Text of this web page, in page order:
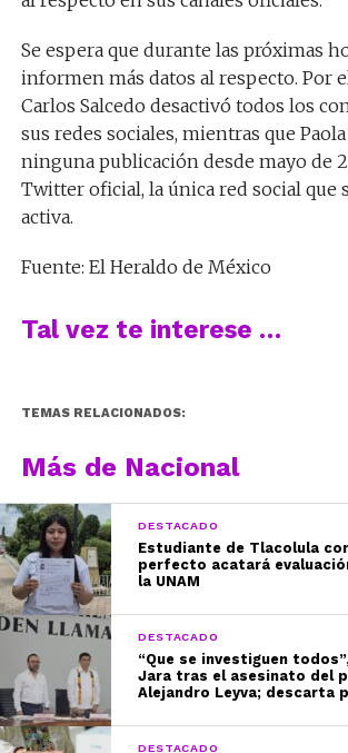
Se espera que durante las próximas
informen más datos al respecto. Por
Carlos Salcedo desactivó todos los
sus redes sociales, mientras que
ninguna publicación desde mayo de
Twitter oficial, la única red social que
activa.
Fuente: El Heraldo de México
Tal vez te interese …
TEMAS RELACIONADOS:
Más de Nacional
DESTACADO
Estudiante de Tlacolula
perfecto acatará
la UNAM
DESTACADO
“Que se investiguen
Jara tras el asesinato del
Alejandro Leyva; descarta
DESTACADO